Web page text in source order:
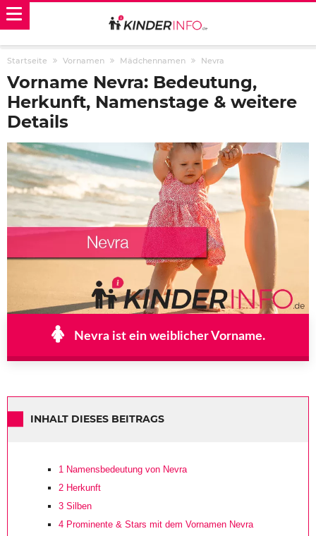
Startseite Vornamen Mädchennamen Nevra
Vorname Nevra: Bedeutung,
Herkunft, Namenstage & weitere
Details
Nevra ist ein weiblicher Vorname.
INHALT DIESES BEITRAGS
1 Namensbedeutung von Nevra
2 Herkunft
3 Silben
4 Prominente & Stars mit dem Vornamen Nevra